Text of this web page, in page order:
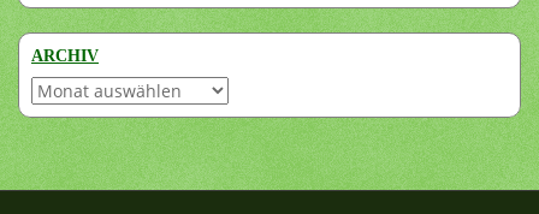
ARCHIV
Archiv